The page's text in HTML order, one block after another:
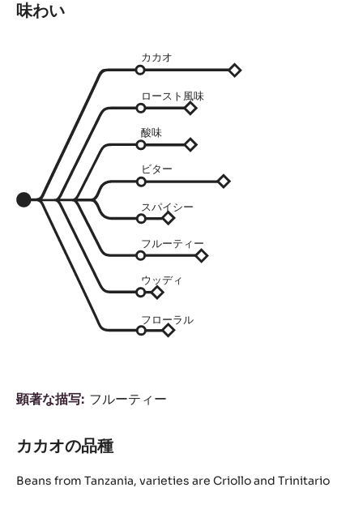
味わい
カカオ
ロースト風味
酸味
ビター
スパイシー
フルーティー
ウッディ
フローラル
顕著な描写 フルーティー
カカオの品種
Beans from Tanzania, varieties are Criollo and Trinitario